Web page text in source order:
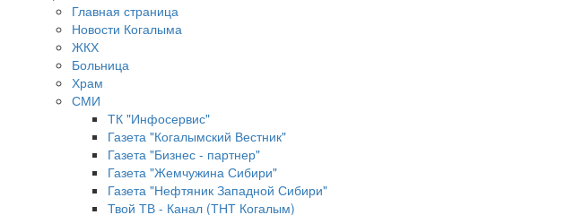
Главная страница
Новости Когалыма
ЖКХ
Больница
Храм
СМИ
ТК "Инфосервис"
Газета "Когалымский Вестник"
Газета "Бизнес - партнер"
Газета "Жемчужина Сибири"
Газета "Нефтяник Западной Сибири"
Твой ТВ - Канал (ТНТ Когалым)